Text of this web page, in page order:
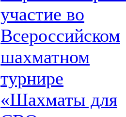
участие во
Всероссийском
шахматном
турнире
«Шахматы для